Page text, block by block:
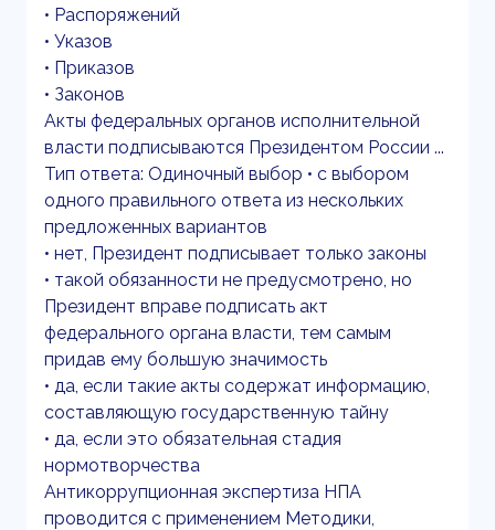
• Распоряжений
• Указов
• Приказов
• Законов
Акты федеральных органов исполнительной
власти подписываются Президентом России ...
Тип ответа: Одиночный выбор • с выбором
одного правильного ответа из нескольких
предложенных вариантов
• нет, Президент подписывает только законы
• такой обязанности не предусмотрено, но
Президент вправе подписать акт
федерального органа власти, тем самым
придав ему большую значимость
• да, если такие акты содержат информацию,
составляющую государственную тайну
• да, если это обязательная стадия
нормотворчества
Антикоррупционная экспертиза НПА
проводится с применением Методики,